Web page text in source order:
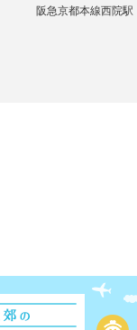
阪急京都本線西院駅